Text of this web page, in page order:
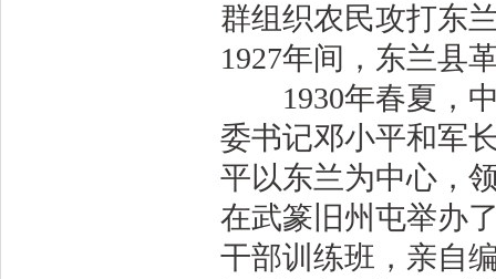
群组织农民攻打东
1927年间，东兰县
1930年春夏，中
委书记邓小平和军
平以东兰为中心，
在武篆旧州屯举办
干部训练班，亲自